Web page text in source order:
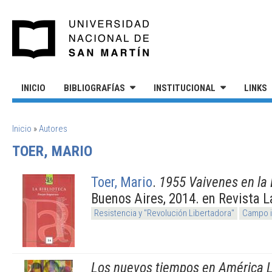
INICIO BIBLIOGRAFÍAS INSTITUCIONAL LINKS
SE ENCUENTRA USTED AQUÍ
Inicio »Autores
TOER, MARIO
Toer, Mario. 1955 Vaivenes en
Buenos Aires, 2014. en Revista
Resistencia y "Revolución Libertadora" Campo
Los nuevos tiempos en América